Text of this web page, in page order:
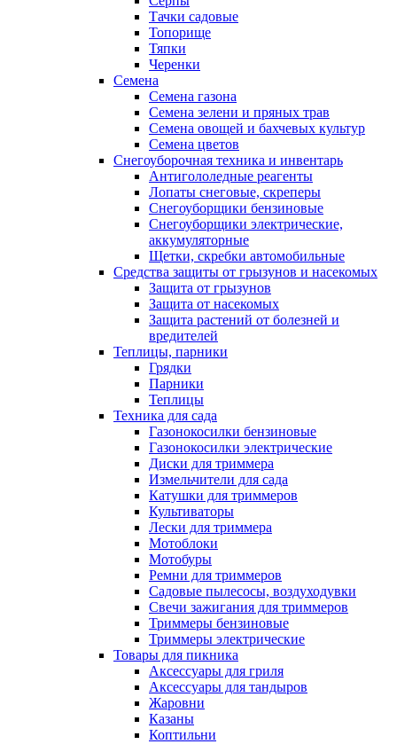
Тачки садовые
Топорище
Тяпки
Черенки
Семена
Семена газона
Семена зелени и пряных трав
Семена овощей и бахчевых культур
Семена цветов
Снегоуборочная техника и инвентарь
Антигололедные реагенты
Лопаты снеговые, скреперы
Снегоуборщики бензиновые
Снегоуборщики электрические,
аккумуляторные
Щетки, скребки автомобильные
Средства защиты от грызунов и насекомых
Защита от грызунов
Защита от насекомых
Защита растений от болезней и
вредителей
Теплицы, парники
Грядки
Парники
Теплицы
Техника для сада
Газонокосилки бензиновые
Газонокосилки электрические
Диски для триммера
Измельчители для сада
Катушки для триммеров
Культиваторы
Лески для триммера
Мотоблоки
Мотобуры
Ремни для триммеров
Садовые пылесосы, воздуходувки
Свечи зажигания для триммеров
Триммеры бензиновые
Триммеры электрические
Товары для пикника
Аксессуары для гриля
Аксессуары для тандыров
Жаровни
Казаны
Коптильни